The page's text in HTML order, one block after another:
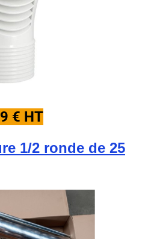
€ HT
1/2 ronde de 25